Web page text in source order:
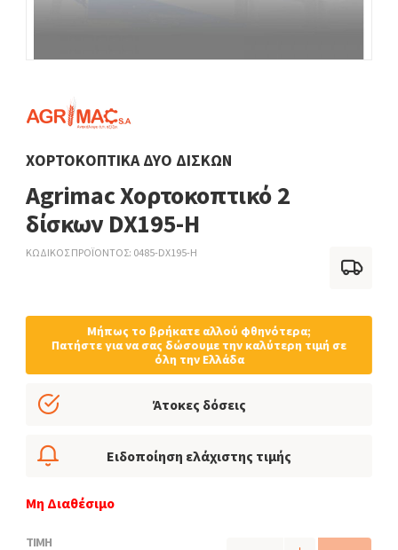
ΧΟΡΤΟΚΟΠΤΙΚΆ ΔΎΟ ΔΊΣΚΩΝ
Agrimac Χορτοκοπτικό 2
δίσκων DX195-H
ΚΩΔΙΚΟΣ ΠΡΟΪΟΝΤΟΣ 0485-DX195-H
ΤΙΜΗ
Μήπως το βρήκατε αλλού φθηνότερα;
Πατήστε για να σας δώσουμε την καλύτερη τιμή σε
όλη την Ελλάδα
Άτοκες δόσεις
Ειδοποίηση ελάχιστης τιμής
Μη Διαθέσιμο